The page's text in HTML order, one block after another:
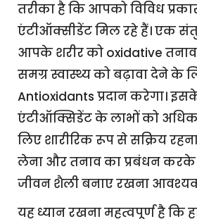
तरीका है कि आपको विविध
एंटीऑक्सीडेंट मिल रहे हैं। एक
आपके शरीर को oxidative
समग्र स्वास्थ्य को बढ़ावा देने
Antioxidants प्रदान करेगा।
एंटीऑक्सिडेंट के लाभों को
लिए शारीरिक रूप से सक्रिय
लेना और तनाव का प्रबंधन
जीवन शैली बनाए रखना
यह ध्यान रखना महत्वपूर्ण है कि